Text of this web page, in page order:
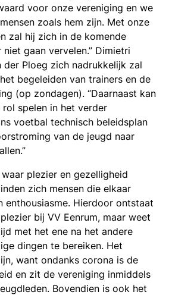
voor onze vereniging en we
zoals hem zijn. Met onze
zal hij zich in de komende
gaan vervelen.” Dimietri
Ploeg zich nadrukkelijk zal
begeleiden van trainers en de
(op zondagen). “Daarnaast kan
spelen in het verder
voetbal technisch beleidsplan
van de jeugd naar
plezier en gezelligheid
zich mensen die elkaar
enthousiasme. Hierdoor ontstaat
bij VV Eenrum, maar weet
met het ene na het andere
dingen te bereiken. Het
want ondanks corona is de
en zit de vereniging inmiddels
Bovendien is ook het